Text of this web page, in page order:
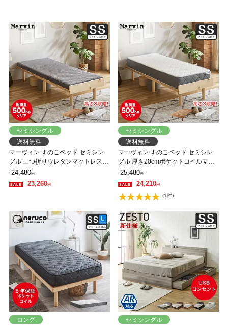
セミシングル
送料無料
マーヴィン すのこベッド セミシン
グル 三つ折りウレタンマットレスセ
ット 木製 頑丈 耐荷重500kg ヘッド
レス 高さ3段階
24,480円
23,260円
セミシングル
送料無料
マーヴィン すのこベッド セミシン
グル 厚さ20cmポケットコイルマッ
トレスセット 木製 頑丈 耐荷重
500kg ヘッドレス 高さ3段階
25,480円
24,210円
(1件)
ロング
セミシングル